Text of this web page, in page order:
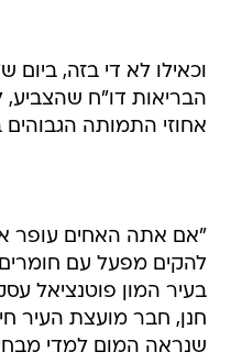
וכאילו לא די בזה,
הבריאות דו"ח
אחוזי התמותה
"אם אתה האחים עופר
להקים מפעל עם
בעיר המון פוטנציאל
חנן, חבר מועצת העיר
שנראה המום למדי